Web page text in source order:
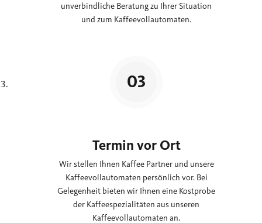
unverbindliche Beratung zu Ihrer Situation
und zum Kaffeevollautomaten.
Termin vor Ort
Wir stellen Ihnen Kaffee Partner und unsere
Kaffeevollautomaten persönlich vor. Bei
Gelegenheit bieten wir Ihnen eine Kostprobe
der Kaffeespezialitäten aus unseren
Kaffeevollautomaten an.